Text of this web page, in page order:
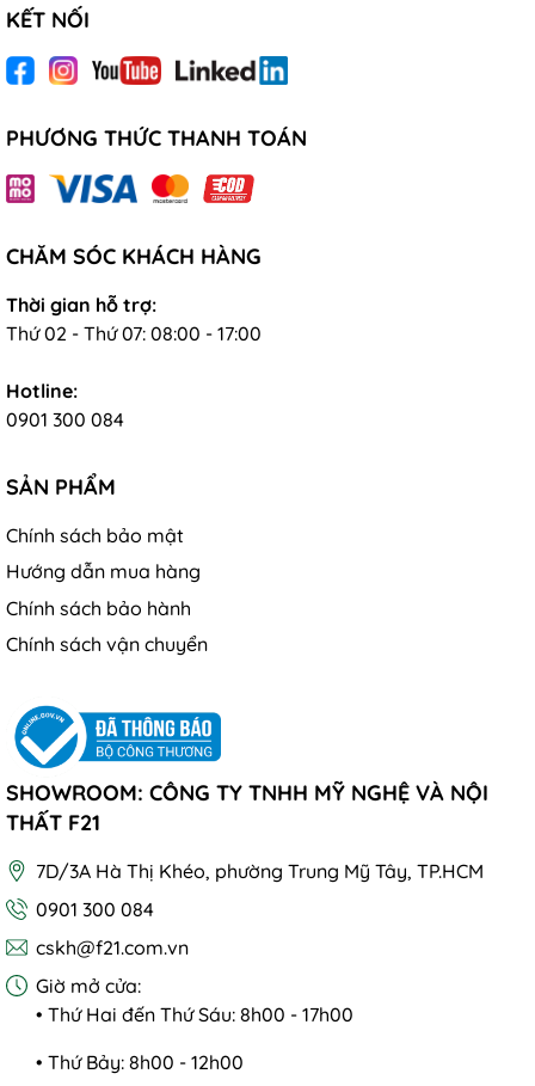
KẾT NỐI
PHƯƠNG THỨC THANH TOÁN
CHĂM SÓC KHÁCH HÀNG
Thời gian hỗ trợ:
Thứ 02 - Thứ 07: 08:00 - 17:00
Hotline:
0901 300 084
SẢN PHẨM
Chính sách bảo mật
Hướng dẫn mua hàng
Chính sách bảo hành
Chính sách vận chuyển
SHOWROOM: CÔNG TY TNHH MỸ NGHỆ VÀ NỘI
THẤT F21
7D/3A Hà Thị Khéo, phường Trung Mỹ Tây, TP.HCM
0901 300 084
cskh@f21.com.vn
Giờ mở cửa:
• Thứ Hai đến Thứ Sáu: 8h00 - 17h00
• Thứ Bảy: 8h00 - 12h00